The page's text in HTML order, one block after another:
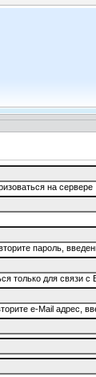
на сервере
пароль,
только для связи
e-Mail адрес,